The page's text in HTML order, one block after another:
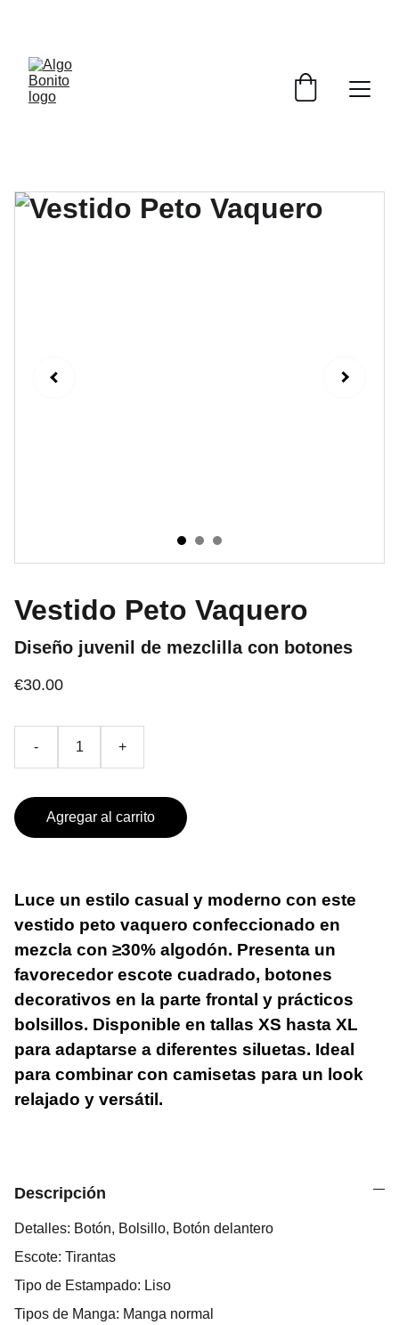
Vestido Peto Vaquero
Diseño juvenil de mezclilla con botones
€30.00
- +
Agregar al carrito
Luce un estilo casual y moderno con este
vestido peto vaquero confeccionado en
mezcla con ≥30% algodón. Presenta un
favorecedor escote cuadrado, botones
decorativos en la parte frontal y prácticos
bolsillos. Disponible en tallas XS hasta XL
para adaptarse a diferentes siluetas. Ideal
para combinar con camisetas para un look
relajado y versátil.
Descripción
Detalles: Botón, Bolsillo, Botón delantero
Escote: Tirantas
Tipo de Estampado: Liso
Tipos de Manga: Manga normal